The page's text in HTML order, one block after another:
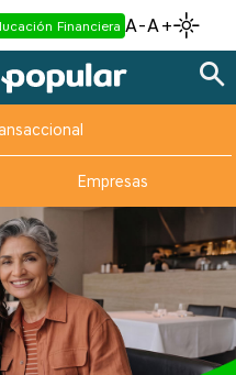
Financiera A-A+
Empresas